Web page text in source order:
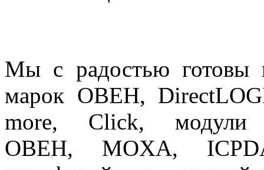
Мы с радостью готовы
марок ОВЕН,
more, Click,
ОВЕН, MOXA,